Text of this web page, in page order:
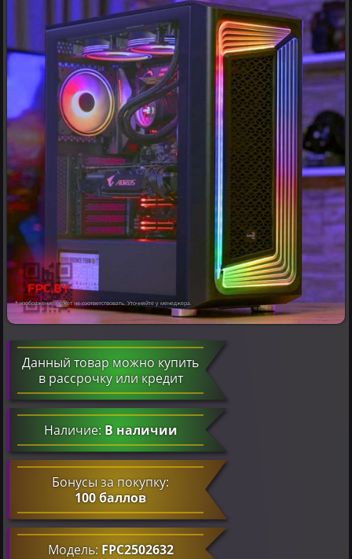
* изображение может не соответствовать. Уточняйте у менеджера.
Данный товар можно купить
в рассрочку или кредит
Наличие:В наличии
Бонусы за покупку:
100 баллов
Модель:FPC2502632